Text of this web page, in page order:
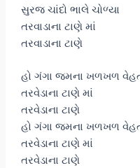
સુરજ ચાંદો ભાલે ચોળ્યા
તરવાડાના ટાણે માં
તરવાડાના ટાણે
હો ગંગા જમના ખળખળ
તરવેડાના ટાણે માં
તરવેડાના ટાણે
હો ગંગા જમના ખળખળ
તરવેડાના ટાણે માં
તરવેડાના ટાણે